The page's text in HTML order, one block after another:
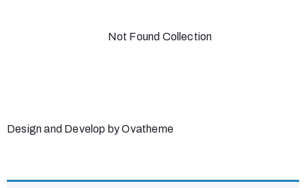
Not Found Collection
Design and Develop by Ovatheme